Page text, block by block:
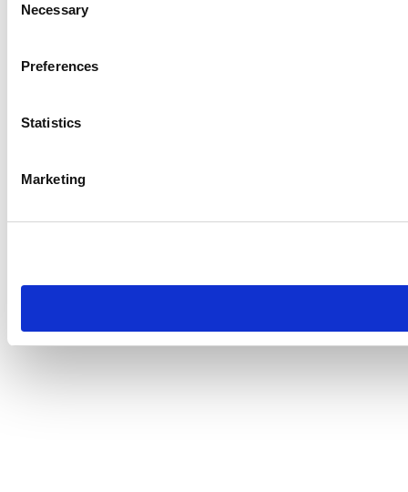
Selection
Necessary
Preferences
Statistics
Marketing